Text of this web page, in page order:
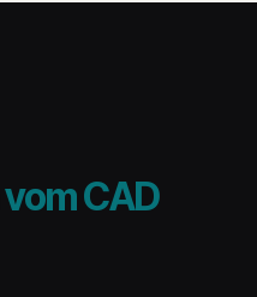
vom CAD